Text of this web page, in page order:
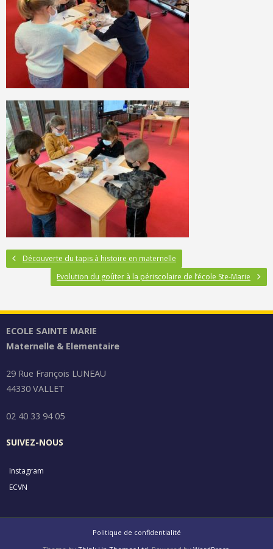
Découverte du tapis à histoire en maternelle
Evolution du goûter à la périscolaire de l’école Ste-Marie
ECOLE SAINTE MARIE
Maternelle & Elementaire
29 Rue François LUNEAU
44330 VALLET
02 40 33 94 05
SUIVEZ-NOUS
Instagram
ECVN
Politique de confidentialité